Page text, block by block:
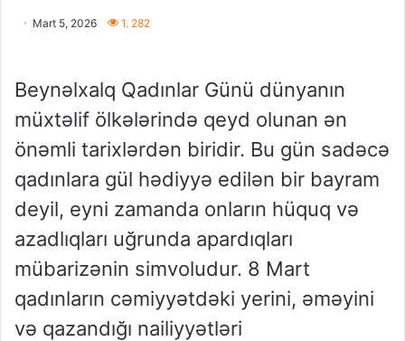
Mart 5, 2026 1. 282
Beynəlxalq Qadınlar Günü dünyanın
müxtəlif ölkələrində qeyd olunan ən
önəmli tarixlərdən biridir. Bu gün sadəcə
qadınlara gül hədiyyə edilən bir bayram
deyil, eyni zamanda onların hüquq və
azadlıqları uğrunda apardıqları
mübarizənin simvoludur. 8 Mart
qadınların cəmiyyətdəki yerini, əməyini
və qazandığı nailiyyətləri